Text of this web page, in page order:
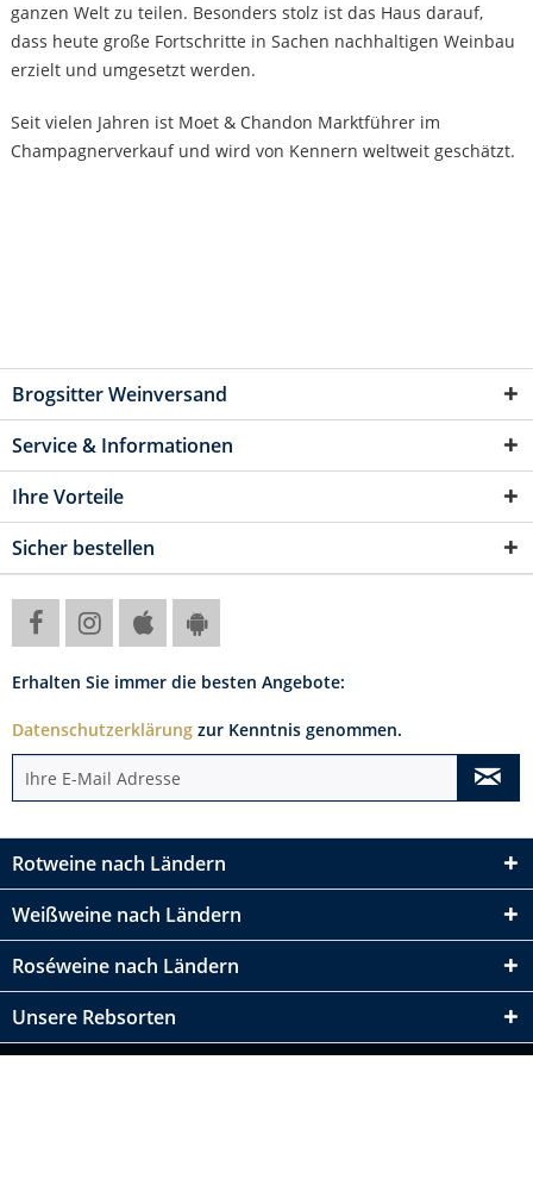
ganzen Welt zu teilen. Besonders stolz ist das Haus darauf,
dass heute große Fortschritte in Sachen nachhaltigen Weinbau
erzielt und umgesetzt werden.
Seit vielen Jahren ist Moet & Chandon Marktführer im
Champagnerverkauf und wird von Kennern weltweit geschätzt.
Brogsitter Weinversand
Service & Informationen
Ihre Vorteile
Sicher bestellen
Erhalten Sie immer die besten Angebote:
Datenschutzerklärung zur Kenntnis genommen.
Rotweine nach Ländern
Weißweine nach Ländern
Roséweine nach Ländern
Unsere Rebsorten